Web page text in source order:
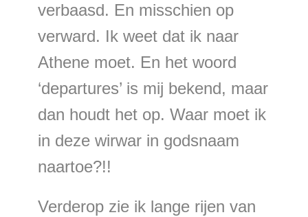
verbaasd. En misschien op
verward. Ik weet dat ik naar
Athene moet. En het woord
‘departures’ is mij bekend, maar
dan houdt het op. Waar moet ik
in deze wirwar in godsnaam
naartoe?!!
Verderop zie ik lange rijen van